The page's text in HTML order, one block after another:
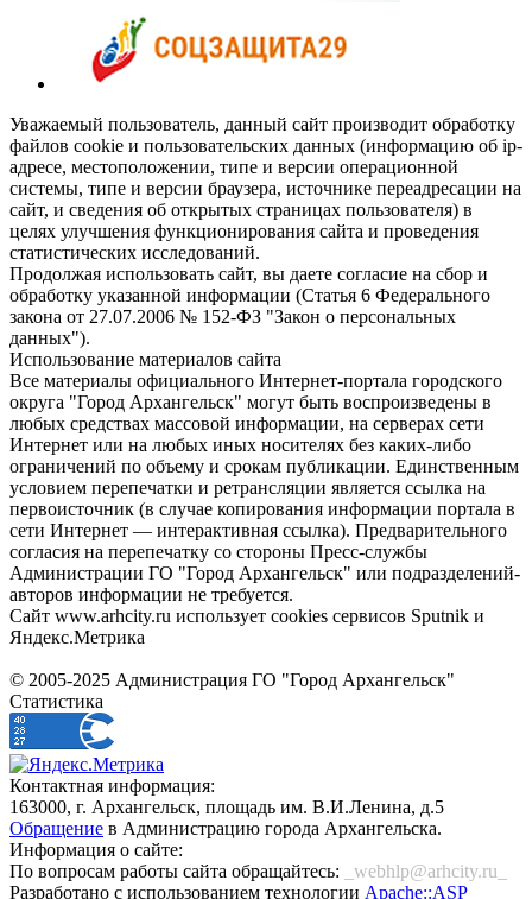
Уважаемый пользователь, данный сайт производит обработку
файлов cookie и пользовательских данных (информацию об ip-
адресе, местоположении, типе и версии операционной
системы, типе и версии браузера, источнике переадресации на
сайт, и сведения об открытых страницах пользователя) в
целях улучшения функционирования сайта и проведения
статистических исследований.
Продолжая использовать сайт, вы даете согласие на сбор и
обработку указанной информации (Статья 6 Федерального
закона от 27.07.2006 № 152-ФЗ "Закон о персональных
данных").
Использование материалов сайта
Все материалы официального Интернет-портала городского
округа "Город Архангельск" могут быть воспроизведены в
любых средствах массовой информации, на серверах сети
Интернет или на любых иных носителях без каких-либо
ограничений по объему и срокам публикации. Единственным
условием перепечатки и ретрансляции является ссылка на
первоисточник (в случае копирования информации портала в
сети Интернет — интерактивная ссылка). Предварительного
согласия на перепечатку со стороны Пресс-службы
Администрации ГО "Город Архангельск" или подразделений-
авторов информации не требуется.
Сайт www.arhcity.ru использует cookies сервисов Sputnik и
Яндекс.Метрика
© 2005-2025 Администрация ГО "Город Архангельск"
Статистика
Контактная информация:
163000, г. Архангельск, площадь им. В.И.Ленина, д.5
Обращение в Администрацию города Архангельска.
Информация о сайте:
По вопросам работы сайта обращайтесь:
_webhlp@arhcity.ru_
Разработано с использованием технологии Apache::ASP